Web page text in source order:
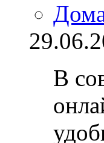
В